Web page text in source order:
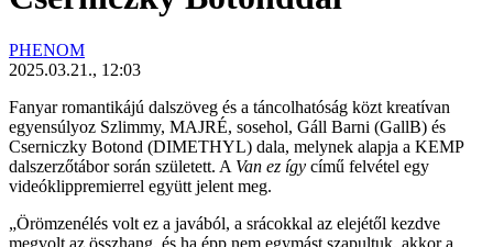
PHENOM
2025.03.21., 12:03
Fanyar romantikájú dalszöveg és a táncolhatóság közt kreatívan
egyensúlyoz Szlimmy, MAJRÉ, sosehol, Gáll Barni (GallB) és
Cserniczky Botond (DIMETHYL) dala, melynek alapja a KEMP
dalszerzőtábor során született. A Van ez így című felvétel egy
videóklippremierrel együtt jelent meg.
„Örömzenélés volt ez a javából, a srácokkal az elejétől kezdve